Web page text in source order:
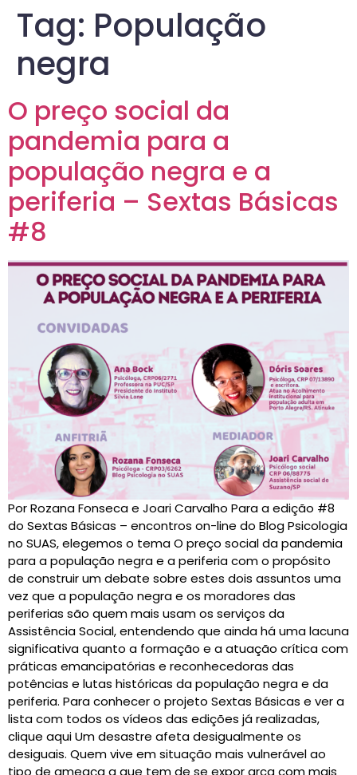
Tag: População
negra
O preço social da
pandemia para a
população negra e a
periferia – Sextas Básicas
#8
Por Rozana Fonseca e Joari Carvalho Para a edição #8
do Sextas Básicas – encontros on-line do Blog Psicologia
no SUAS, elegemos o tema O preço social da pandemia
para a população negra e a periferia com o propósito
de construir um debate sobre estes dois assuntos uma
vez que a população negra e os moradores das
periferias são quem mais usam os serviços da
Assistência Social, entendendo que ainda há uma lacuna
significativa quanto a formação e a atuação crítica com
práticas emancipatórias e reconhecedoras das
potências e lutas históricas da população negra e da
periferia. Para conhecer o projeto Sextas Básicas e ver a
lista com todos os vídeos das edições já realizadas,
clique aqui Um desastre afeta desigualmente os
desiguais. Quem vive em situação mais vulnerável ao
tipo de ameaça a que tem de se expor arca com mais